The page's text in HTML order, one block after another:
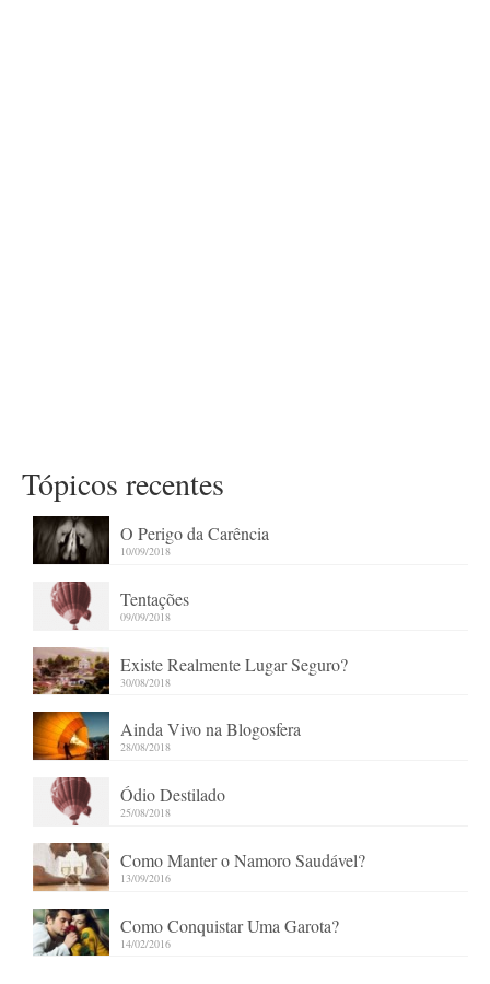
Tópicos recentes
O Perigo da Carência
10/09/2018
Tentações
09/09/2018
Existe Realmente Lugar Seguro?
30/08/2018
Ainda Vivo na Blogosfera
28/08/2018
Ódio Destilado
25/08/2018
Como Manter o Namoro Saudável?
13/09/2016
Como Conquistar Uma Garota?
14/02/2016